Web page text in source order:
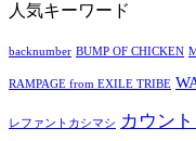
人気キーワード
backnumber BUMP OF CHICKEN
RAMPAGE from EXILE TRIBE
レファントカシマシ カウン